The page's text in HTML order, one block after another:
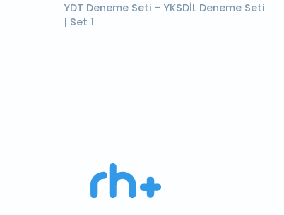
YDT Deneme Seti - YKSDİL Deneme Seti
| Set 1